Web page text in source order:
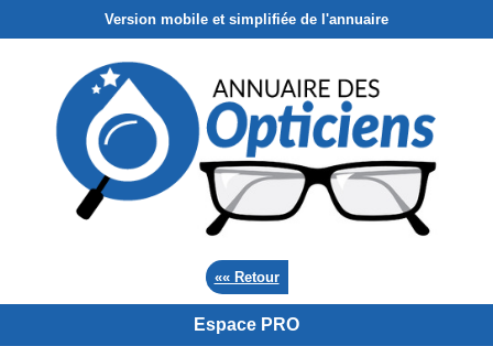
Version mobile et simplifiée de l'annuaire
«« Retour
Espace PRO